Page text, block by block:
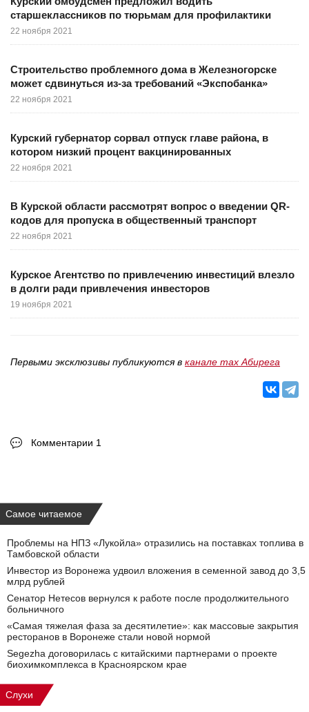
старшеклассников по тюрьмам для профилактики
22 ноября 2021
Строительство проблемного дома в Железногорске
может сдвинуться из-за требований «Экспобанка»
22 ноября 2021
Курский губернатор сорвал отпуск главе района, в
котором низкий процент вакцинированных
22 ноября 2021
В Курской области рассмотрят вопрос о введении QR-
кодов для пропуска в общественный транспорт
22 ноября 2021
Курское Агентство по привлечению инвестиций влезло
в долги ради привлечения инвесторов
19 ноября 2021
Первыми эксклюзивы публикуются в канале max Абирега
Комментарии 1
Самое читаемое
Проблемы на НПЗ «Лукойла» отразились на поставках топлива в
Тамбовской области
Инвестор из Воронежа удвоил вложения в семенной завод до 3,5
млрд рублей
Сенатор Нетесов вернулся к работе после продолжительного
больничного
«Самая тяжелая фаза за десятилетие»: как массовые закрытия
ресторанов в Воронеже стали новой нормой
Segezha договорилась с китайскими партнерами о проекте
биохимкомплекса в Красноярском крае
Слухи